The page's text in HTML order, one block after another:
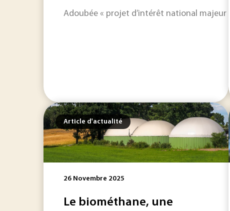
Adoubée « projet d’intérêt national majeur
Article d'actualité
26 Novembre 2025
Le biométhane, une